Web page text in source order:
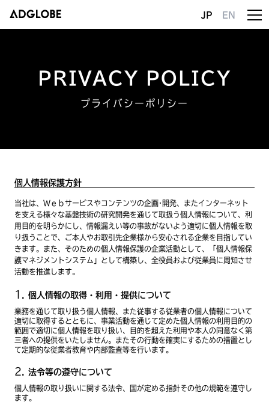
JP EN
PRIVACY POLICY
プライバシーポリシー
個人情報保護方針
当社は、Ｗｅｂサービスやコンテンツの企画･開発、またインターネット
を支える様々な基盤技術の研究開発を通じて取扱う個人情報について、利
用目的を明らかにし、情報漏えい等の事故がないよう適切に個人情報を取
り扱うことで、ご本人やお取引先企業様から安心される企業を目指してい
きます。また、そのための個人情報保護の企業活動として、「個人情報保
護マネジメントシステム」として構築し、全役員および従業員に周知させ
活動を推進します。
個人情報の取得・利用・提供について
業務を通じて取り扱う個人情報、また従事する従業者の個人情報について
適切に取得するとともに、事業活動を通じて定めた個人情報の利用目的の
範囲で適切に個人情報を取り扱い、目的を超えた利用や本人の同意なく第
三者への提供をいたしません。またその行動を確実にするための措置とし
て定期的な従業者教育や内部監査等を行います。
法令等の遵守について
個人情報の取り扱いに関する法令、国が定める指針その他の規範を遵守し
ます。